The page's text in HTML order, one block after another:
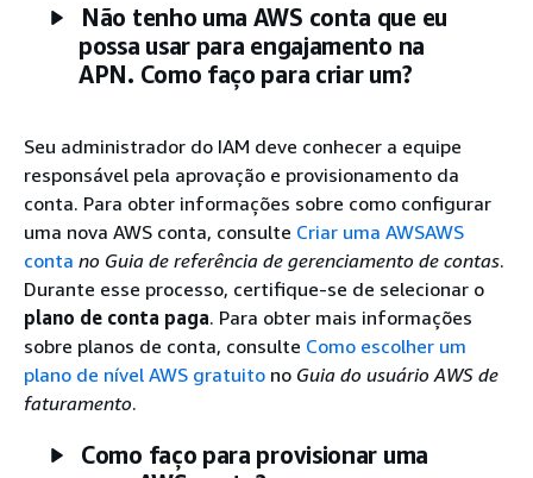
Não tenho uma AWS conta que eu
possa usar para engajamento na
APN. Como faço para criar um?
Seu administrador do IAM deve conhecer a equipe
responsável pela aprovação e provisionamento da
conta. Para obter informações sobre como configurar
uma nova AWS conta, consulte Criar uma AWSAWS
conta no Guia de referência de gerenciamento de contas.
Durante esse processo, certifique-se de selecionar o
plano de conta paga. Para obter mais informações
sobre planos de conta, consulte Como escolher um
plano de nível AWS gratuito no Guia do usuário AWS de
faturamento.
Como faço para provisionar uma